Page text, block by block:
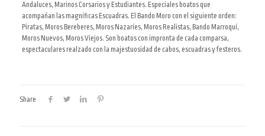
Andaluces, Marinos Corsarios y Estudiantes. Especiales boatos que
acompañan las magnificas Escuadras. El Bando Moro con el siguiente orden:
Piratas, Moros Bereberes, Moros Nazaríes, Moros Realistas, Bando Marroquí,
Moros Nuevos, Moros Viejos. Son boatos con impronta de cada comparsa,
espectaculares realzado con la majestuosidad de cabos, escuadras y festeros.
Share